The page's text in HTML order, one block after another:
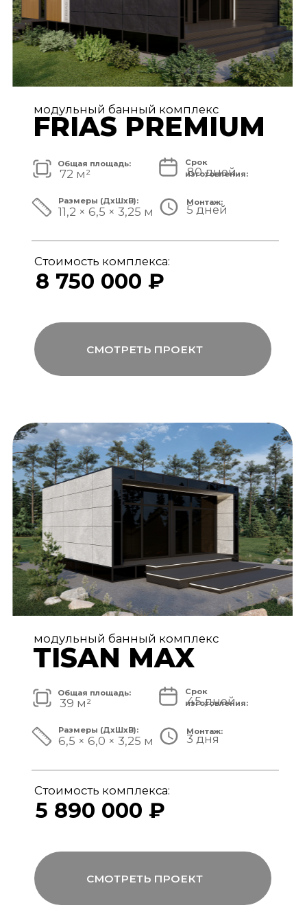
6 950 000 ₽
11,7 × 3,9 × 3,25 м
80 дней
48 м²
Общая площадь:
модульный банный комплекс
TISAN LUXE